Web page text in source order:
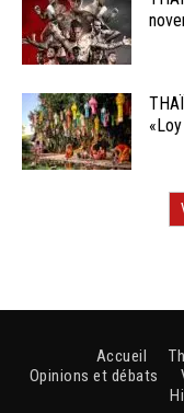
Accueil
Opinions et débats